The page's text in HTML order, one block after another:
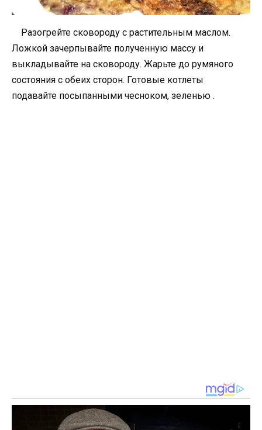
Разогрейте сковороду с растительным маслом.
Ложкой зачерпывайте полученную массу и
выкладывайте на сковороду. Жарьте до румяного
состояния с обеих сторон. Готовые котлеты
подавайте посыпанными чесноком, зеленью .